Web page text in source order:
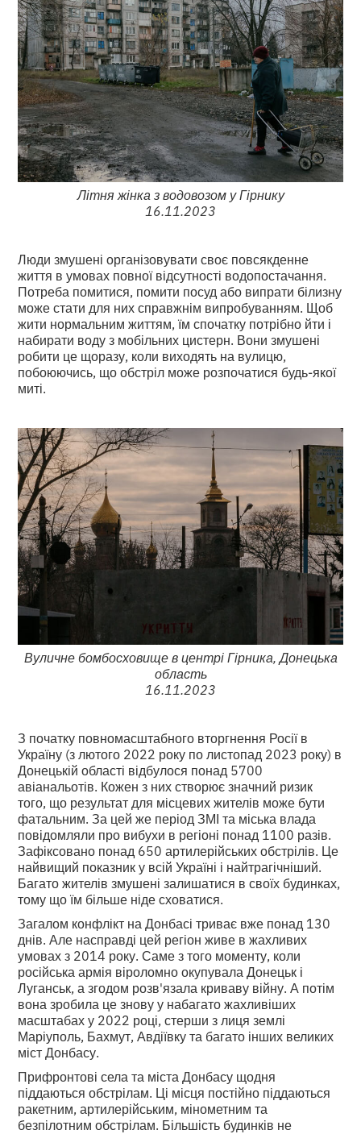
Літня жінка з водовозом у Гірнику
16.11.2023
Люди змушені організовувати своє повсякденне
життя в умовах повної відсутності водопостачання.
Потреба помитися, помити посуд або випрати білизну
може стати для них справжнім випробуванням. Щоб
жити нормальним життям, їм спочатку потрібно йти і
набирати воду з мобільних цистерн. Вони змушені
робити це щоразу, коли виходять на вулицю,
побоюючись, що обстріл може розпочатися будь-якої
миті.
Вуличне бомбосховище в центрі Гірника, Донецька
область
16.11.2023
З початку повномасштабного вторгнення Росії в
Україну (з лютого 2022 року по листопад 2023 року) в
Донецькій області відбулося понад 5700
авіанальотів. Кожен з них створює значний ризик
того, що результат для місцевих жителів може бути
фатальним. За цей же період ЗМІ та міська влада
повідомляли про вибухи в регіоні понад 1100 разів.
Зафіксовано понад 650 артилерійських обстрілів. Це
найвищий показник у всій Україні і найтрагічніший.
Багато жителів змушені залишатися в своїх будинках,
тому що їм більше ніде сховатися.
Загалом конфлікт на Донбасі триває вже понад 130
днів. Але насправді цей регіон живе в жахливих
умовах з 2014 року. Саме з того моменту, коли
російська армія віроломно окупувала Донецьк і
Луганськ, а згодом розв'язала криваву війну. А потім
вона зробила це знову у набагато жахливіших
масштабах у 2022 році, стерши з лиця землі
Маріуполь, Бахмут, Авдіївку та багато інших великих
міст Донбасу.
Прифронтові села та міста Донбасу щодня
піддаються обстрілам. Ці місця постійно піддаються
ракетним, артилерійським, мінометним та
безпілотним обстрілам. Більшість будинків не